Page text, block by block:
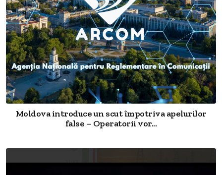
Moldova introduce un scut împotriva apelurilor
false – Operatorii vor...